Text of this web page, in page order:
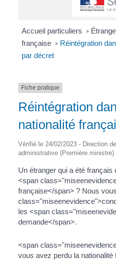
Accueil particuliers >
française > Réintégration
par décret
Fiche pratique
Réintégration
nationalité
Vérifié le 24/02/2023 - Direction
administrative (Première ministre)
Un étranger qui a été français
<span
française</span> ? Nous
les <span
demande</span>.
<span
vous avez perdu la